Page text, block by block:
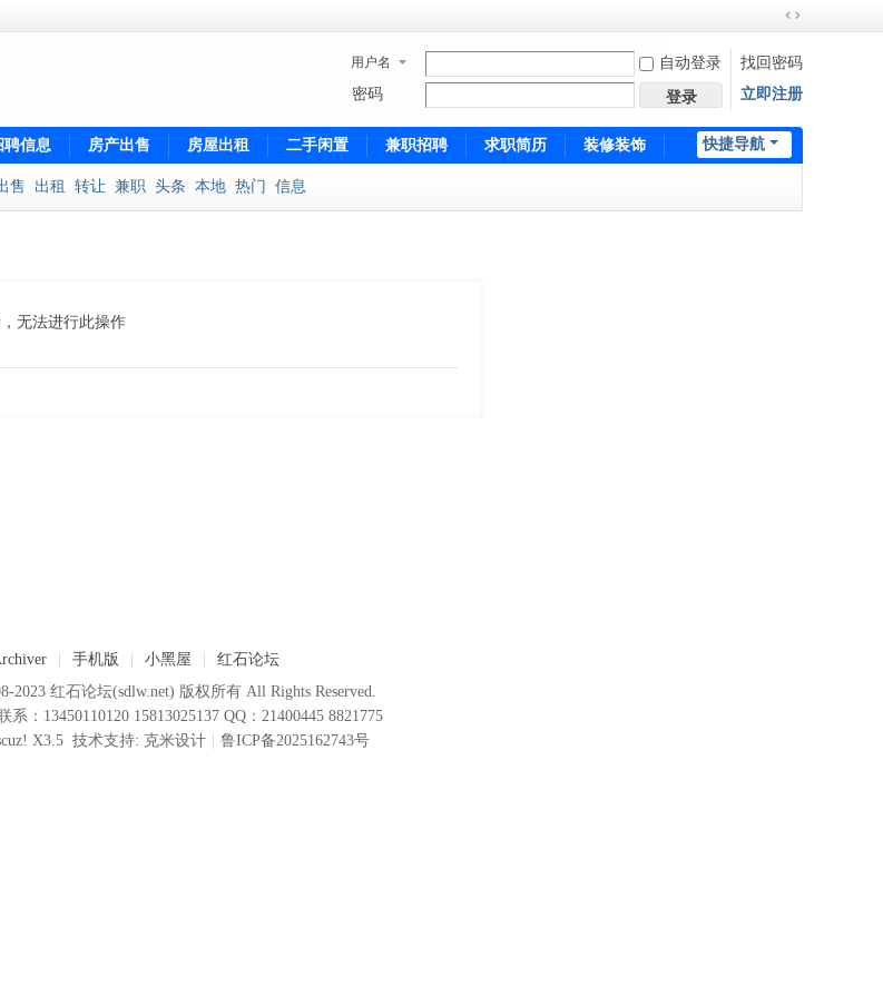
切
换
到
宽
用户名 自动登录
找回密码
密码
登录 立即注册
快捷导航
聘信息 房产出售 房屋出租 二手闲置 兼职招聘 求职简历
装修装饰
售 出租 转让 兼职 头条 本地 热门 信息
无法进行此操作
手机版 小黑屋
红石论坛
2023 红石论坛(sdlw.net) 版权所有 All Rights Reserved.
系：13450110120 15813025137 QQ：21400445 8821775
X3.5 技术支持: 克米设计 鲁ICP备2025162743号